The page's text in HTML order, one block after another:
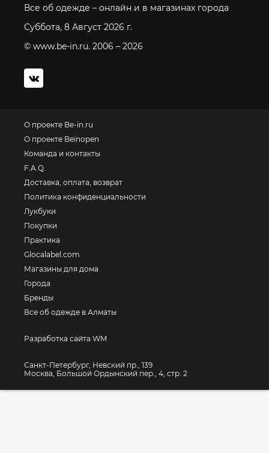
Все об одежде – онлайн и в магазинах города
Суббота, 8 Август 2026 г.
© www.be-in.ru. 2006 – 2026
О проекте Be-in.ru
О проекте Beinopen
Команда и контакты
F.A.Q.
Доставка, оплата, возврат
Политика конфиденциальности
Лукбуки
Покупки
Практика
Glocalabel.com
Магазины для дома
Города
Бренды
Все об одежде в Алматы
Разработка сайта WM
Санкт-Петербург, Невский пр., 139
Москва, Большой Ордынский пер., 4, стр. 2